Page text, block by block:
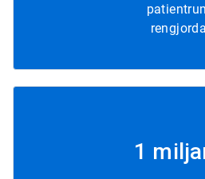
rengjorda
1